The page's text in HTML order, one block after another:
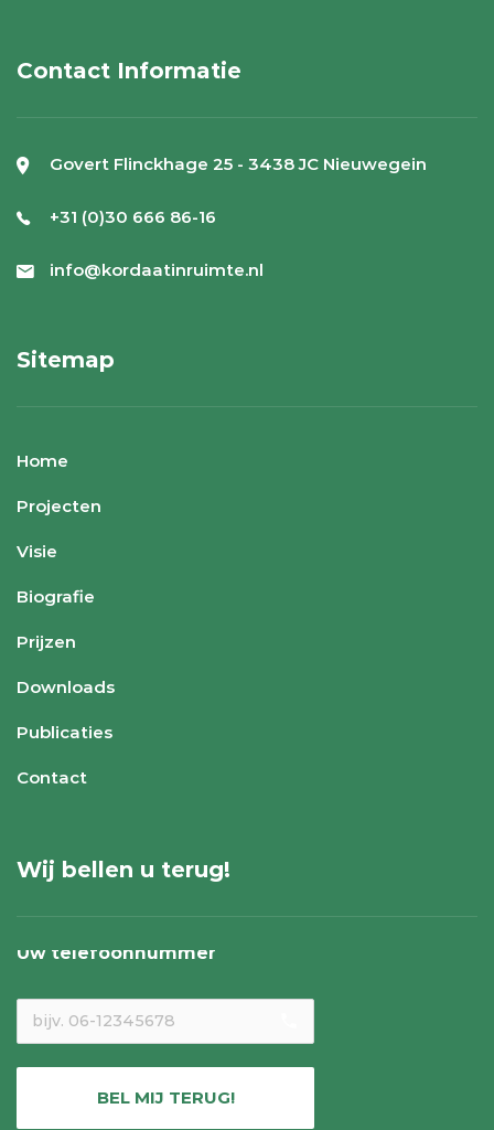
Contact Informatie
Govert Flinckhage 25 - 3438 JC Nieuwegein
+31 (0)30 666 86-16
info@kordaatinruimte.nl
Sitemap
Home
Projecten
Visie
Biografie
Prijzen
Downloads
Publicaties
Contact
Wij bellen u terug!
Uw telefoonnummer
BEL MIJ TERUG!